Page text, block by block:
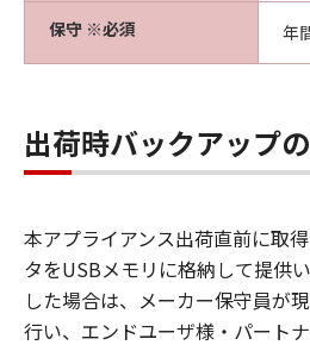
保守 ※必須 年
出荷時バックアップ
本アプライアンス出荷直前に取
タをUSBメモリに格納して提供
した場合は、メーカー保守員が
行い、エンドユーザ様・パート